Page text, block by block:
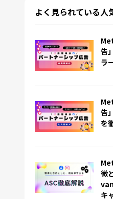
よく見られている人
告
ラ
告
を
徴
キ